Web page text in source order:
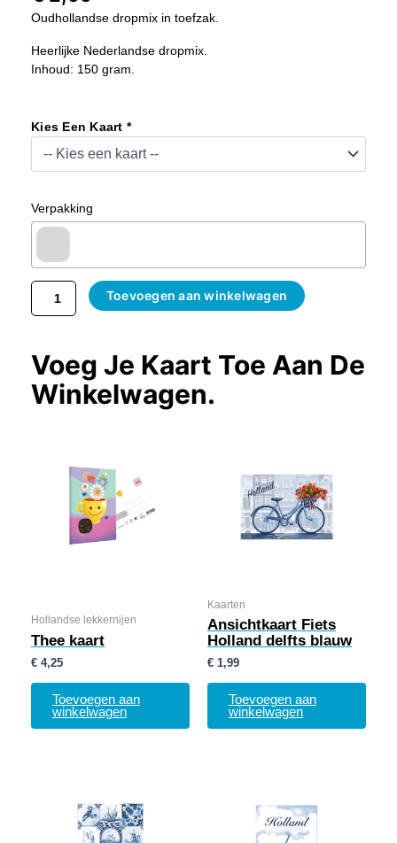
Oudhollandse dropmix in toefzak.
Heerlijke Nederlandse dropmix.
Inhoud: 150 gram.
Kies Een Kaart *
Verpakking
Holland
Aantal
Toevoegen aan winkelwagen
Voeg Je Kaart Toe Aan De
Winkelwagen.
Hollandse lekkernijen
Thee kaart
€ 4,25
Toevoegen aan
winkelwagen
Kaarten
Ansichtkaart Fiets
Holland delfts blauw
€ 1,99
Toevoegen aan
winkelwagen